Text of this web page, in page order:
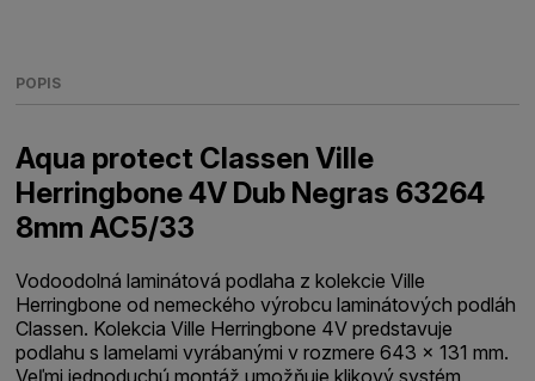
POPIS
Aqua protect Classen Ville
Herringbone 4V Dub Negras 63264
8mm AC5/33
Vodoodolná laminátová podlaha z kolekcie Ville
Herringbone od nemeckého výrobcu laminátových podláh
Classen. Kolekcia Ville Herringbone 4V predstavuje
podlahu s lamelami vyrábanými v rozmere 643 x 131 mm.
Veľmi jednoduchú montáž umožňuje klikový systém